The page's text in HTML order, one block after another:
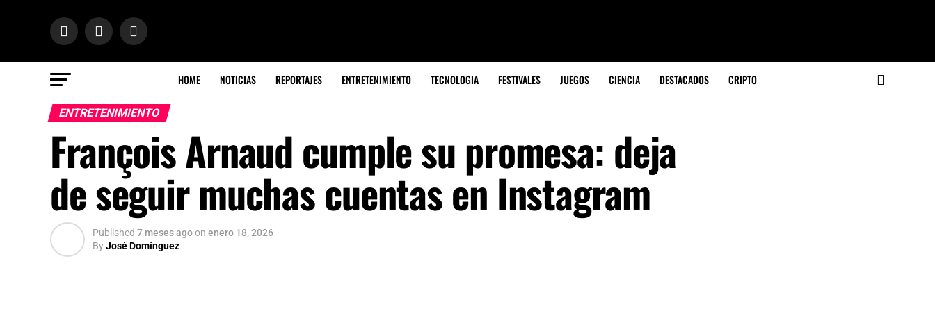
HOME NOTICIAS REPORTAJES ENTRETENIMIENTO TECNOLOGIA FESTIVALES JUEGOS CIENCIA DESTACADOS CRIPTO
ENTRETENIMIENTO
François Arnaud cumple su promesa: deja
de seguir muchas cuentas en Instagram
Published 7 meses agoon enero 18, 2026
ByJosé Domínguez